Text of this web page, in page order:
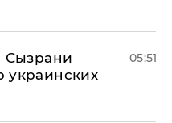
Сызрани
украинских
05:51